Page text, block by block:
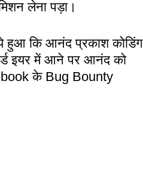
लेना पड़ा।
हुआ कि आनंद प्रकाश कोडिंग
इयर में आने पर आनंद को
के Bug Bounty